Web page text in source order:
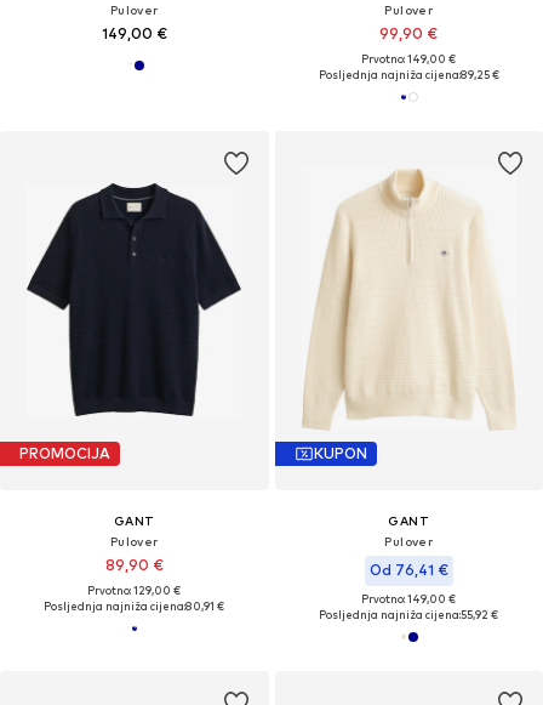
Pulover
149,00 €
Pulover
99,90 €
Prvotno: 149,00 €
Posljednja najniža cijena:89,25 €
PROMOCIJA
GANT
Pulover
89,90 €
Prvotno: 129,00 €
Posljednja najniža cijena:80,91 €
KUPON
GANT
Pulover
Od 76,41 €
Prvotno: 149,00 €
Posljednja najniža cijena:55,92 €